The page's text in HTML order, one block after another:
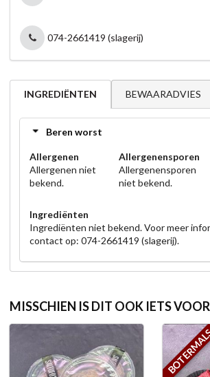
074-2661419 (slagerij)
INGREDIËNTEN BEWAARADVIES
Beren worst
Allergenen
Allergenen niet
bekend.
Allergenensporen
Allergenensporen
niet bekend.
Ingrediënten
Ingrediënten niet bekend. Voor meer
contact op: 074-2661419 (slagerij).
MISSCHIEN IS DIT OOK IETS